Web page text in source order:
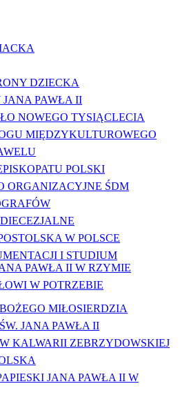
DZIECKA
PAWŁA II
NOWEGO TYSIĄCLECIA
MIĘDZYKULTUROWEGO
POLSKI
ORGANIZACYJNE ŚDM
W POLSCE
I STUDIUM
PAWŁA II W RZYMIE
W POTRZEBIE
MIŁOSIERDZIA
JANA PAWŁA II
KALWARII ZEBRZYDOWSKIEJ
JANA PAWŁA II W